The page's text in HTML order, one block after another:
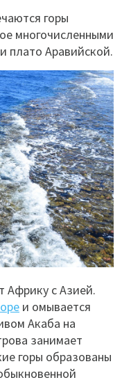
горы
многочисленными
плато Аравийской.
Африку с Азией.
и омывается
Акаба на
занимает
горы образованы